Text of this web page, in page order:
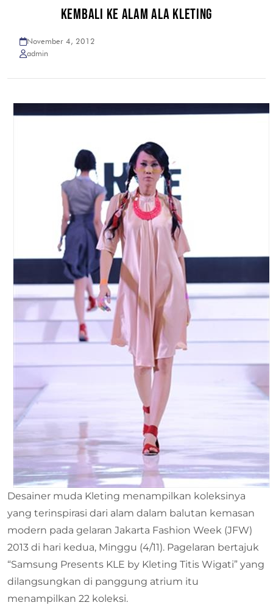
KEMBALI KE ALAM ALA KLETING
November 4, 2012
admin
Desainer muda Kleting menampilkan koleksinya
yang terinspirasi dari alam dalam balutan kemasan
modern pada gelaran Jakarta Fashion Week (JFW)
2013 di hari kedua, Minggu (4/11). Pagelaran bertajuk
“Samsung Presents KLE by Kleting Titis Wigati” yang
dilangsungkan di panggung atrium itu
menampilkan 22 koleksi.